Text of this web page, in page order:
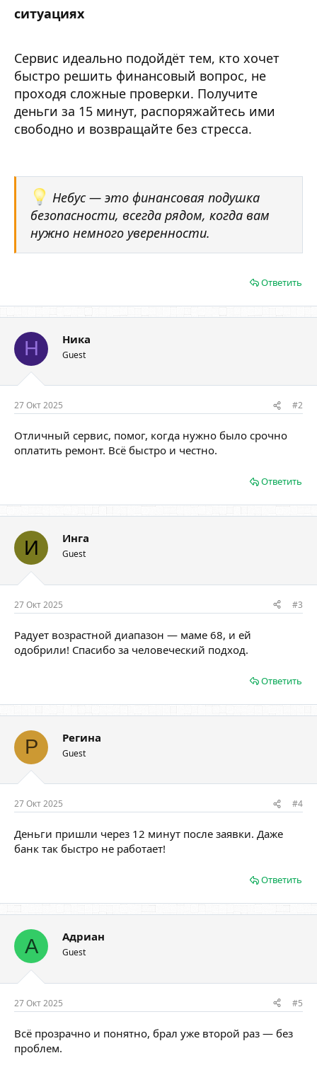
ситуациях
Сервис идеально подойдёт тем, кто хочет
быстро решить финансовый вопрос, не
проходя сложные проверки. Получите
деньги за 15 минут, распоряжайтесь ими
свободно и возвращайте без стресса.
Небус — это финансовая подушка
безопасности, всегда рядом, когда вам
нужно немного уверенности.
Ответить
Н Ника
Guest
27 Окт 2025 #2
Отличный сервис, помог, когда нужно было срочно
оплатить ремонт. Всё быстро и честно.
Ответить
И Инга
Guest
27 Окт 2025 #3
Радует возрастной диапазон — маме 68, и ей
одобрили! Спасибо за человеческий подход.
Ответить
Р Регина
Guest
27 Окт 2025 #4
Деньги пришли через 12 минут после заявки. Даже
банк так быстро не работает!
Ответить
А Адриан
Guest
27 Окт 2025 #5
Всё прозрачно и понятно, брал уже второй раз — без
проблем.